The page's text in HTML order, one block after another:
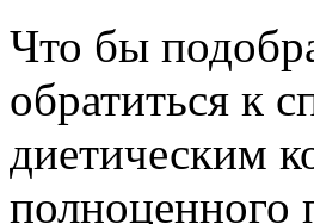
Что бы
обратиться к
диетическим
полноценного